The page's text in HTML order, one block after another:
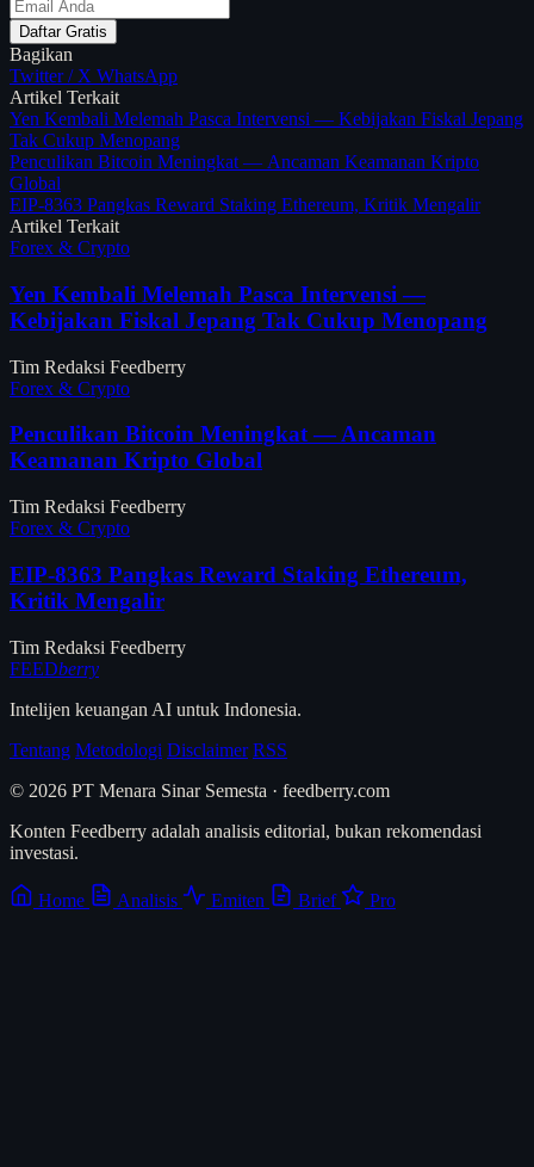
Daftar Gratis
Bagikan
Twitter / X WhatsApp
Artikel Terkait
Yen Kembali Melemah Pasca Intervensi — Kebijakan Fiskal Jepang
Tak Cukup Menopang
Penculikan Bitcoin Meningkat — Ancaman Keamanan Kripto
Global
EIP-8363 Pangkas Reward Staking Ethereum, Kritik Mengalir
Artikel Terkait
Forex & Crypto
Yen Kembali Melemah Pasca Intervensi —
Kebijakan Fiskal Jepang Tak Cukup Menopang
Tim Redaksi Feedberry
Forex & Crypto
Penculikan Bitcoin Meningkat — Ancaman
Keamanan Kripto Global
Tim Redaksi Feedberry
Forex & Crypto
EIP-8363 Pangkas Reward Staking Ethereum,
Kritik Mengalir
Tim Redaksi Feedberry
FEEDberry
Intelijen keuangan AI untuk Indonesia.
Tentang Metodologi Disclaimer RSS
© 2026 PT Menara Sinar Semesta · feedberry.com
Konten Feedberry adalah analisis editorial, bukan rekomendasi
investasi.
Home Analisis Emiten Brief Pro